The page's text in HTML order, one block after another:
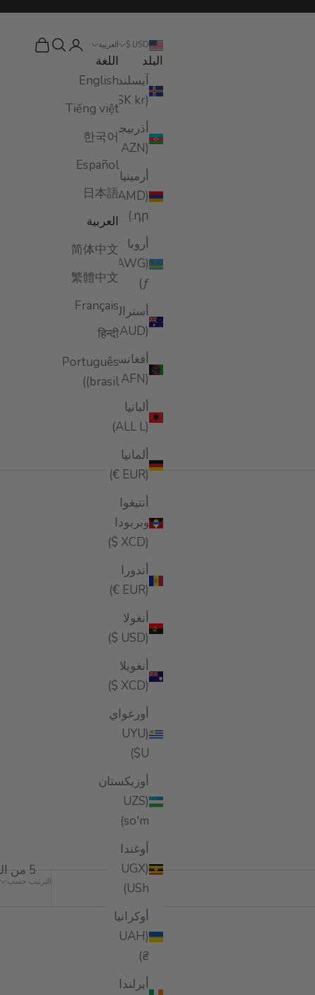
USD $
البلد
آيسلندا
(ISK kr)
أذربيجان
(AZN ₼)
أرمينيا
(AMD
դր.)
أروبا
(AWG
ƒ)
أستراليا
(AUD $)
أفغانستان
(AFN ؋)
ألبانيا
(ALL L)
ألمانيا
(EUR €)
أنتيغوا
وبربودا
(XCD $)
أندورا
(EUR €)
أنغولا
(USD $)
أنغويلا
(XCD $)
أورغواي
(UYU
$U)
أوزبكستان
(UZS
so'm)
أوغندا
(UGX
USh)
أوكرانيا
(UAH
₴)
أيرلندا
العربية
اللغة
English
Tiếng việt
한국어
Español
日本語
العربية
简体中文
繁體中文
Français
हिन्दी
Português
(brasil)
تسجيل الدخول
البحث
سلة
وتغذية وحماية خصلات شعرك. ومع التركيز على تقديم
الترتيب حسب
5 من المنتجات